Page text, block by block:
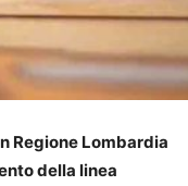
Regione Lombardia
della linea